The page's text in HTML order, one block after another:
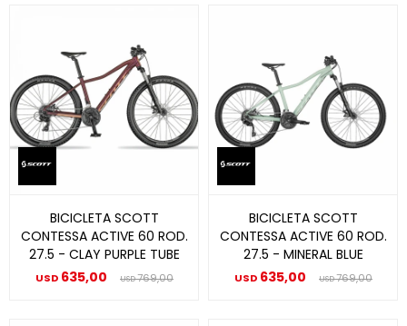
BICICLETA SCOTT
CONTESSA ACTIVE 60 ROD.
27.5 - CLAY PURPLE TUBE
USD 635,00 USD769,00
BICICLETA SCOTT
CONTESSA ACTIVE 60 ROD.
27.5 - MINERAL BLUE
USD 635,00 USD769,00